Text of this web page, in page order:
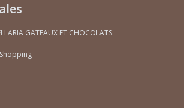
GATEAUX ET CHOCOLATS.